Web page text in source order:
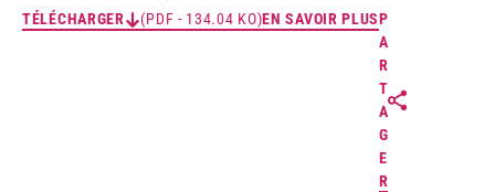
TÉLÉCHARGER (PDF - 134.04 KO)EN SAVOIR PLUSP
A
R
T
A
G
E
R